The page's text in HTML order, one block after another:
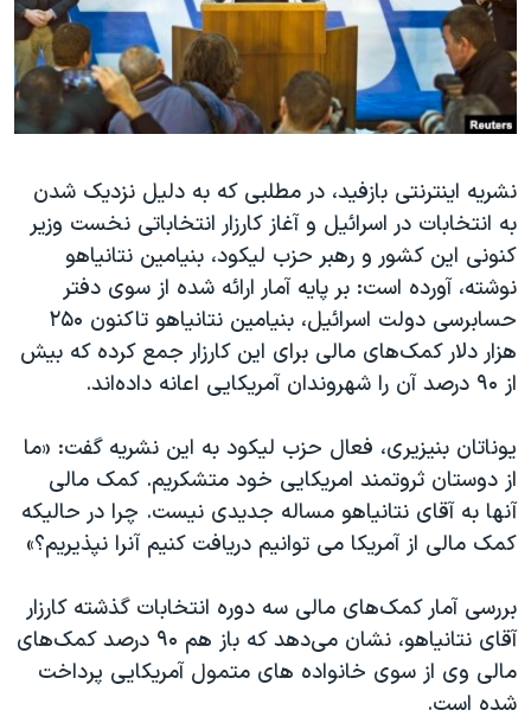
فرهنگ و زندگی
حقوق شهروندی
اقتصادی
اسرائیل در جنگ
گالری عکس
آرشیو پخش زنده
مستندها
انتخابات ریاست جمهوری آمریکا ۲۰۲۴
حمله جمهوری اسلامی به اسرائیل
ورزش زنان در ایران
اعتراضات زن، زندگی، آزادی
مجموعه مستندهای دادخواهی
تریبونال مردمی آبان ۹۸
دادگاه حمید نوری
قانون شفافیت دارائی کادر رهبری ایران
اعتراضات مردمی آبان ۹۸
اسرائیل در جنگ
همایش محافظه‌کاران آمریکا «سی‌پک»
صفحه‌های ویژه
سفر پرزیدنت ترامپ به چین
دنبال کنید
زبانهای مختلف
نشریه اینترنتی بازفید، در مطلبی که به دلیل نزدیک شدن
به انتخابات در اسرائیل و آغاز کارزار انتخاباتی نخست وزیر
کنونی این کشور و رهبر حزب لیکود، بنیامین نتانیاهو
نوشته، آورده است: بر پایه آمار ارائه شده از سوی دفتر
حسابرسی دولت اسرائیل، بنیامین نتانیاهو تاکنون ۲۵۰
هزار دلار کمک‌های مالی برای این کارزار جمع کرده که بیش
از ۹۰ درصد آن را شهروندان آمریکایی اعانه داده‌اند.
یوناتان بنیزیری، فعال حزب لیکود به این نشریه گفت: «ما
از دوستان ثروتمند امریکایی خود متشکریم. کمک مالی
آنها به آقای نتانیاهو مساله جدیدی نیست. چرا در حالیکه
کمک مالی از آمریکا می توانیم دریافت کنیم آنرا نپذیریم؟»
بررسی آمار کمک‌های مالی سه دوره انتخابات گذشته کارزار
آقای نتانیاهو، نشان می‌دهد که باز هم ۹۰ درصد کمک‌های
مالی وی از سوی خانواده های متمول آمریکایی پرداخت
شده است.